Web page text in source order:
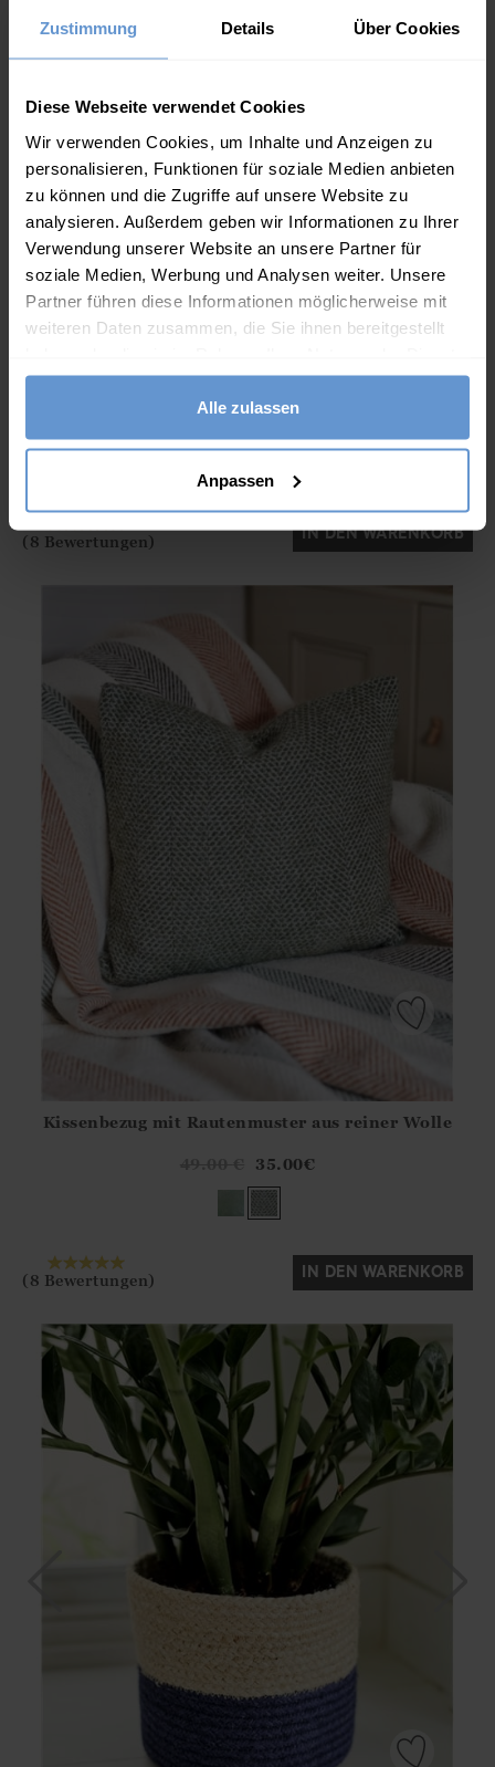
Zustimmung Details Über Cookies
Diese Webseite verwendet Cookies
Wir verwenden Cookies, um Inhalte und Anzeigen zu
personalisieren, Funktionen für soziale Medien anbieten
zu können und die Zugriffe auf unsere Website zu
analysieren. Außerdem geben wir Informationen zu Ihrer
Verwendung unserer Website an unsere Partner für
soziale Medien, Werbung und Analysen weiter. Unsere
Partner führen diese Informationen möglicherweise mit
weiteren Daten zusammen, die Sie ihnen bereitgestellt
gesammelt haben.
Alle zulassen
Anpassen
Ja Nein
(8 Bewertungen) IN DEN WARENKORB
?? ""
Ja Nein
Kissenbezug mit Rautenmuster aus reiner Wolle
35.00€
(8 Bewertungen) IN DEN WARENKORB